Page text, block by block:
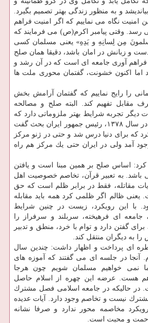
و به منظور زندگی بهتر تصمیم بگیرد.
امنیت نگاه می نماییم كه اگر امنیت فراهم
رسد. وقتی پیامبر اكرم(ص) می فرمایند كه
مِن لِسانِهِ و یَدِهِ» یعنی مسلمان كسی
و زبانش در امان باشد، دقیقا همان صلح
فراهم آوری جامعه ای است كه در آن رشد و
اما اكنون خشونت، گفتمان محوری ملت ها
را رایج نماییم كه گفتمان آرامش بخش
مقابل تفهیم كند. البته صلح و مصالحه
دیگر تجربه شرایط بهتر ملزوماتی دارد كه
اصل آن مفاهمه است. در سال ۱۳۷۸، رئیس جمهور ایران بحث گفت
كه برای دنیا درس شد و حتی در ژنو مركز
آمد ولی در ایران حتی یك مركز هم راه
اساس صلح بر همین مبنا است و یافتن
به تعبیر قرآن، تخاصم خصوصیت اهل
مقاتله، فقط در برابر ظلم است كه حق
ظالم اگر ظلمی كرد همه باید مقابله
با این رویكرد، زیست در چنین شرایط
ای فرهیخته، سربلند و سرفراز را
گفتن دارد و توام با خرد، منطق و تدبیر
به دیگران منتقل كند.
ای پرداخت و اظهار داشت: چندین سال
آنجا در جلسه ای می گفتند كه آموزه های
نمی خواهیم مسلمان شویم چون هرجا
هست. عرضه این چهره از اسلام حاصل
در حالیكه در جامعه اسلامی فصل مشترك
نیست و تخاصم وجود دارد. آیات عدیده
مخاصمه محور ندارد و صرفا نشانه
و محبت است.